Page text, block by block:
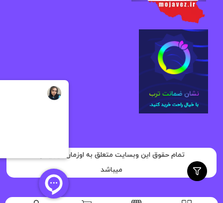
تمام حقوق این وبسایت متعلق به اوزمان دیجیتال
میباشد